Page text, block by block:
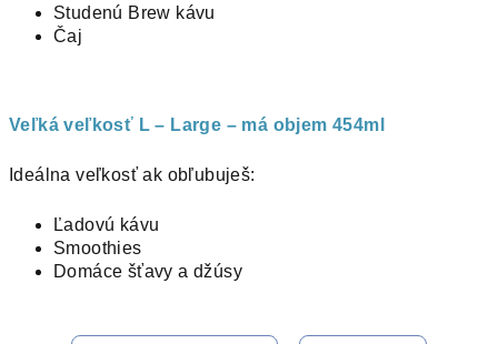
Studenú Brew kávu
Čaj
Veľká veľkosť L – Large – má objem 454ml
Ideálna veľkosť ak obľubuješ:
Ľadovú kávu
Smoothies
Domáce šťavy a džúsy